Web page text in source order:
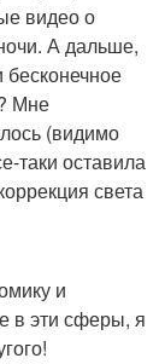
видео о
А дальше,
бесконечное
Мне
(видимо
таки оставила
света
и
в эти сферы, я